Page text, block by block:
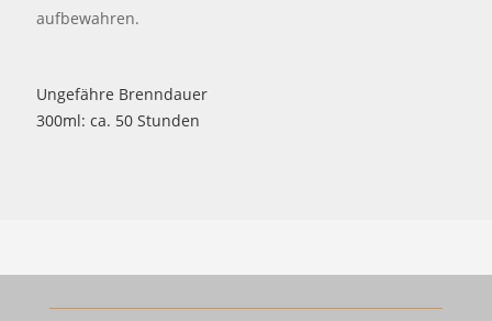
aufbewahren.
Ungefähre Brenndauer
300ml: ca. 50 Stunden